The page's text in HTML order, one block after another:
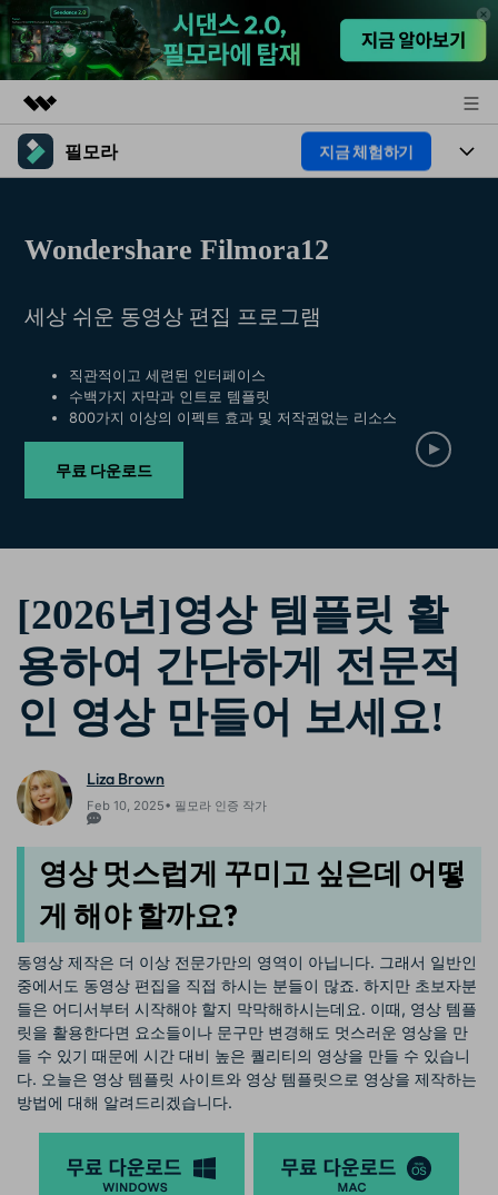
주요 제품
개요
회사 소개
뉴스룸
플랜 및 가격
필모라 지금 체험하기
플랫폼
AI
AI 기능 HOT
영상 편집 자료실
동영상 편집하기
도움말 센터
고객 지원
더 알아보기
검색
Wondershare Filmora12
세상 쉬운 동영상 편집 프로그램
직관적이고 세련된 인터페이스
수백가지 자막과 인트로 템플릿
800가지 이상의 이펙트 효과 및 저작권없는 리소스
무료 다운로드
[2026년]영상 템플릿 활
용하여 간단하게 전문적
인 영상 만들어 보세요!
Liza Brown
Feb 10, 2025• 필모라 인증 작가
영상 멋스럽게 꾸미고 싶은데 어떻
게 해야 할까요?
동영상 제작은 더 이상 전문가만의 영역이 아닙니다. 그래서 일반인
중에서도 동영상 편집을 직접 하시는 분들이 많죠. 하지만 초보자분
들은 어디서부터 시작해야 할지 막막해하시는데요. 이때, 영상 템플
릿을 활용한다면 요소들이나 문구만 변경해도 멋스러운 영상을 만
들 수 있기 때문에 시간 대비 높은 퀄리티의 영상을 만들 수 있습니
다. 오늘은 영상 템플릿 사이트와 영상 템플릿으로 영상을 제작하는
방법에 대해 알려드리겠습니다.